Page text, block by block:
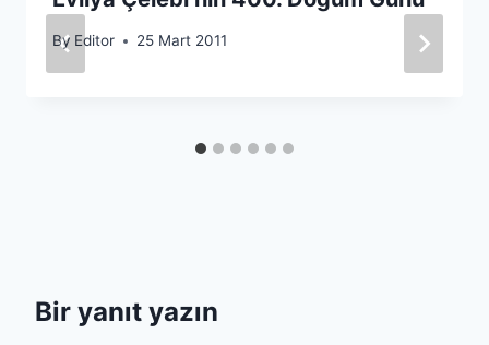
By Editor 25 Mart 2011
Bir yanıt yazın